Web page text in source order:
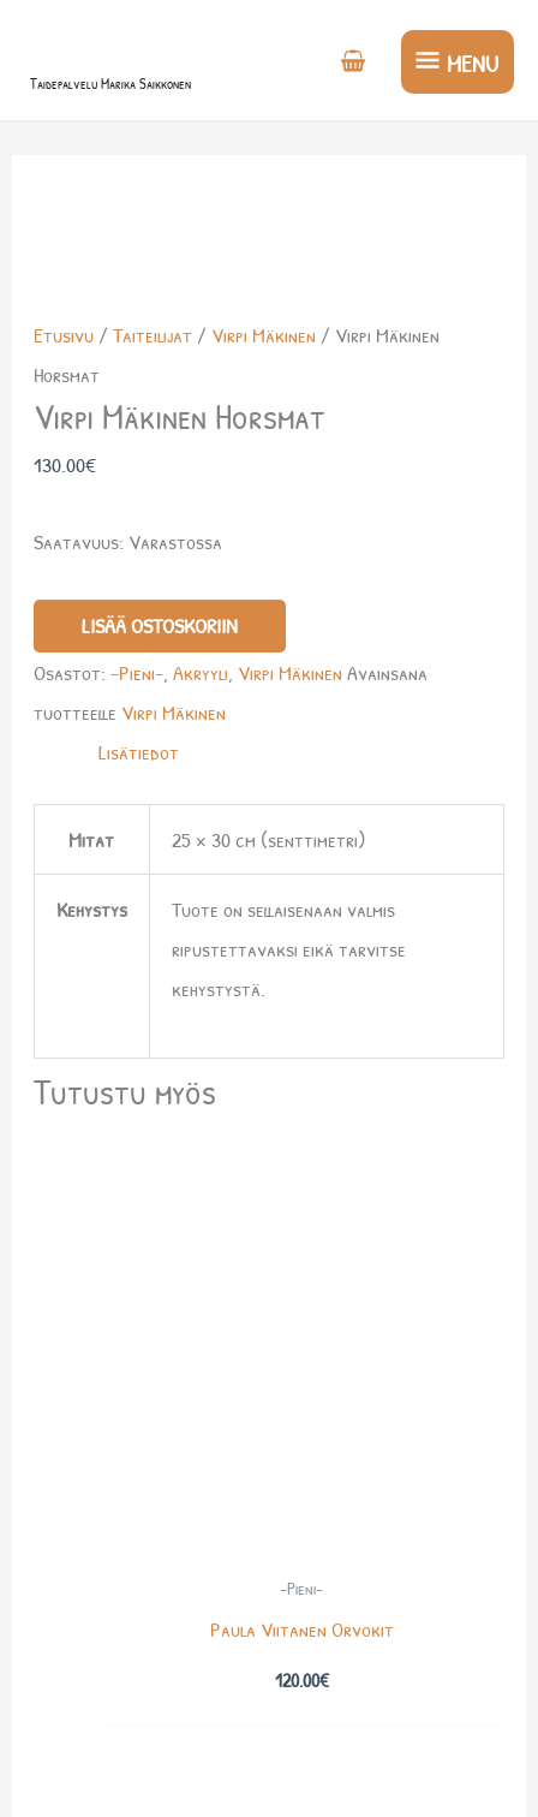
Taidepalvelu Marika Saikkonen
MENU
MENU
Etusivu/ Taiteilijat / Virpi Mäkinen / Virpi Mäkinen
Horsmat
Virpi Mäkinen Horsmat
130.00€
Saatavuus: Varastossa
LISÄÄ OSTOSKORIIN
Osastot: -Pieni-, Akryyli, Virpi Mäkinen Avainsana
tuotteelle Virpi Mäkinen
Lisätiedot
Mitat 25 × 30 cm (senttimetri)
Kehystys
Tuote on sellaisenaan valmis
ripustettavaksi eikä tarvitse
kehystystä.
Tutustu myös
-Pieni-
Paula Viitanen Orvokit
120.00€